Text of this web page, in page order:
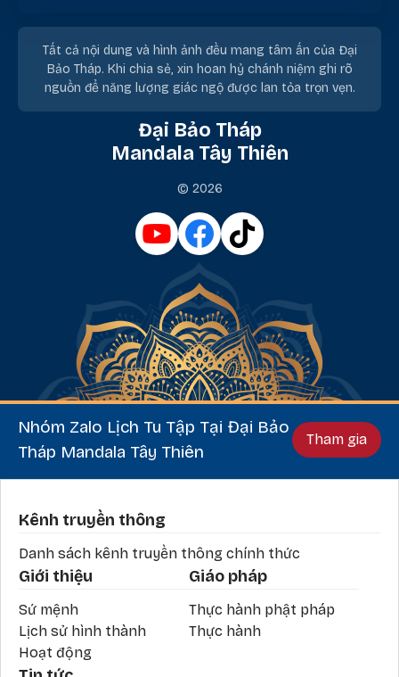
Tất cả nội dung và hình ảnh đều mang tâm ấn của Đại
Bảo Tháp. Khi chia sẻ, xin hoan hỷ chánh niệm ghi rõ
nguồn để năng lượng giác ngộ được lan tỏa trọn vẹn.
Đại Bảo Tháp
Mandala Tây Thiên
© 2026
Nhóm Zalo Lịch Tu Tập Tại Đại Bảo
Tháp Mandala Tây Thiên
Tham gia
Phần chân
Kênh truyền thông
Danh sách kênh truyền thông chính thức
Giới thiệu
Sứ mệnh
Lịch sử hình thành
Hoạt động
Giáo pháp
Thực hành phật pháp
Thực hành